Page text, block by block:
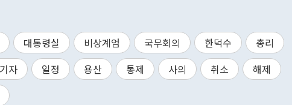
대통령실 비상계엄 국무회의 한덕수
총리
자 일정 용산 통제 사의 취소
해제